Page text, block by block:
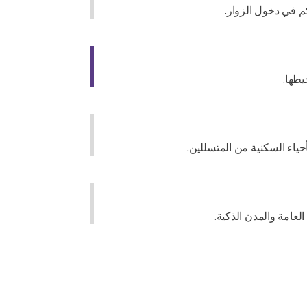
في دخول الزوار.
السكنية من المتسللين.
والمدن الذكية.